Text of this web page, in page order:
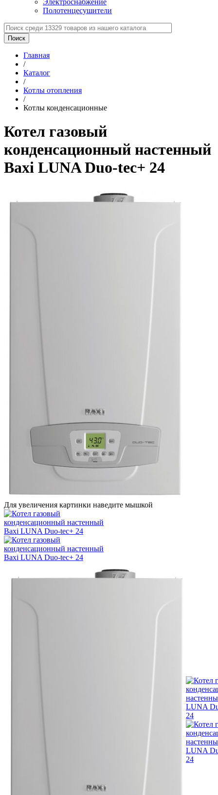
Электроснабжение
Полотенцесушители
Главная
/
Каталог
/
Котлы отопления
/
Котлы конденсационные
Котел газовый
конденсационный настенный
Baxi LUNA Duo-tec+ 24
Для увеличения картинки наведите мышкой